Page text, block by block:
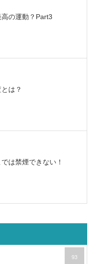
の運動？Part3
は？
は禁煙できない！
93